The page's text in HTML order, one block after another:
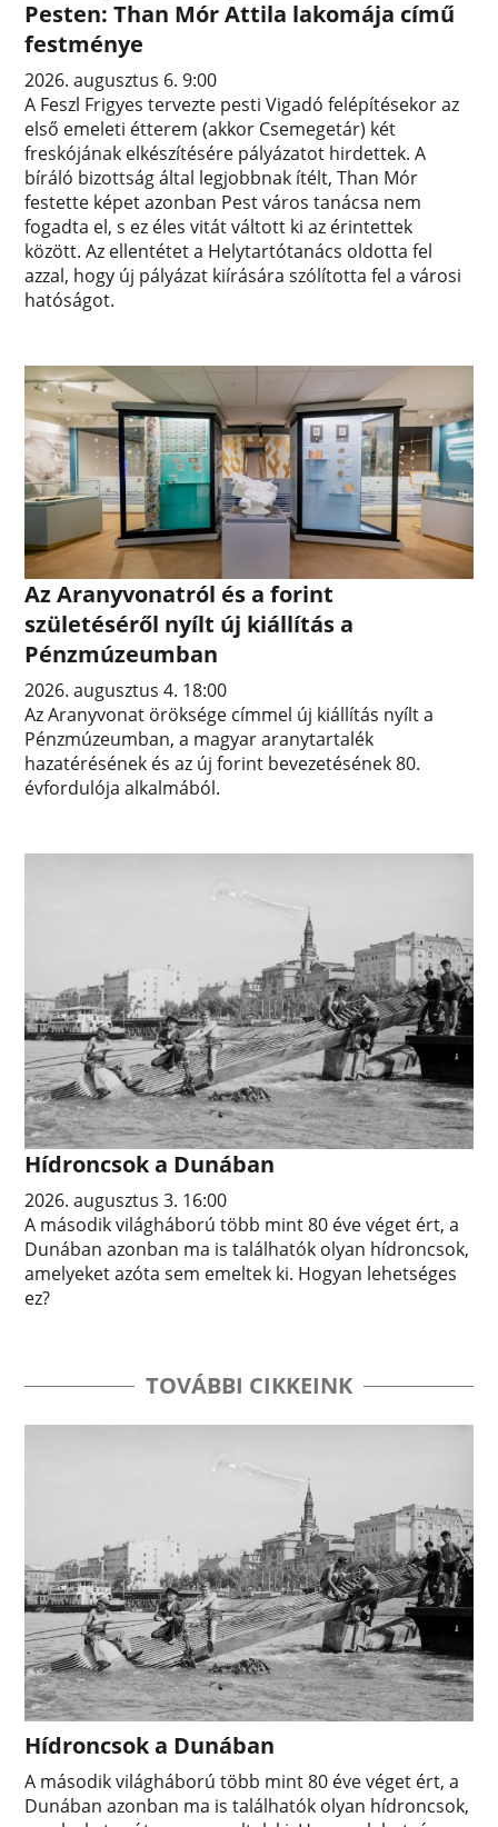
Pesten: Than Mór Attila lakomája című
festménye
2026. augusztus 6. 9:00
A Feszl Frigyes tervezte pesti Vigadó felépítésekor az
első emeleti étterem (akkor Csemegetár) két
freskójának elkészítésére pályázatot hirdettek. A
bíráló bizottság által legjobbnak ítélt, Than Mór
festette képet azonban Pest város tanácsa nem
fogadta el, s ez éles vitát váltott ki az érintettek
között. Az ellentétet a Helytartótanács oldotta fel
azzal, hogy új pályázat kiírására szólította fel a városi
hatóságot.
Az Aranyvonatról és a forint
születéséről nyílt új kiállítás a
Pénzmúzeumban
2026. augusztus 4. 18:00
Az Aranyvonat öröksége címmel új kiállítás nyílt a
Pénzmúzeumban, a magyar aranytartalék
hazatérésének és az új forint bevezetésének 80.
évfordulója alkalmából.
Hídroncsok a Dunában
2026. augusztus 3. 16:00
A második világháború több mint 80 éve véget ért, a
Dunában azonban ma is találhatók olyan hídroncsok,
amelyeket azóta sem emeltek ki. Hogyan lehetséges
ez?
TOVÁBBI CIKKEINK
Hídroncsok a Dunában
A második világháború több mint 80 éve véget ért, a
Dunában azonban ma is találhatók olyan hídroncsok,